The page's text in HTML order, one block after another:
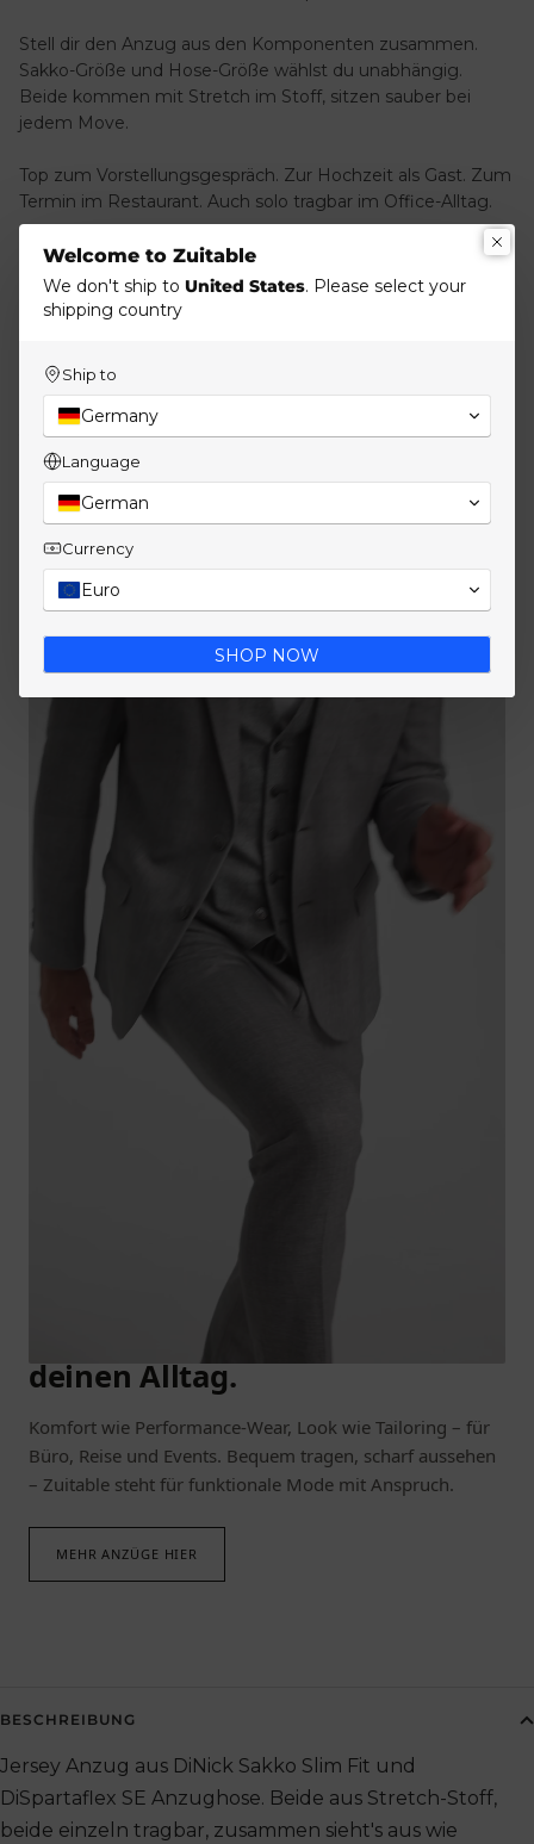
Stell dir den Anzug aus den Komponenten zusammen.
Sakko-Größe und Hose-Größe wählst du unabhängig.
Beide kommen mit Stretch im Stoff, sitzen sauber bei
jedem Move.
Top zum Vorstellungsgespräch. Zur Hochzeit als Gast. Zum
Termin im Restaurant. Auch solo tragbar im Office-Alltag.
Größen 46 bis 60.
Modell-Nr.: 251617-370
Material & Pflege
Versand & Retouren
Elastisch. Formstabil. Ready für
deinen Alltag.
Komfort wie Performance-Wear, Look wie Tailoring – für
Büro, Reise und Events. Bequem tragen, scharf aussehen
– Zuitable steht für funktionale Mode mit Anspruch.
MEHR ANZÜGE HIER
BESCHREIBUNG
Jersey Anzug aus DiNick Sakko Slim Fit und
DiSpartaflex SE Anzughose. Beide aus Stretch-Stoff,
beide einzeln tragbar, zusammen sieht's aus wie
Welcome to Zuitable
We don't ship to United States. Please select your
shipping country
Ship to
Germany
Language
German
Currency
Euro
SHOP NOW